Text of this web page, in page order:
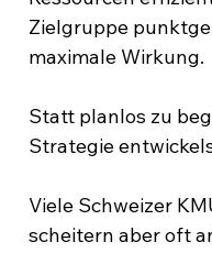
Zielgruppe
maximale Wirkung.
Statt planlos zu
Strategie
Viele Schweizer
scheitern aber oft